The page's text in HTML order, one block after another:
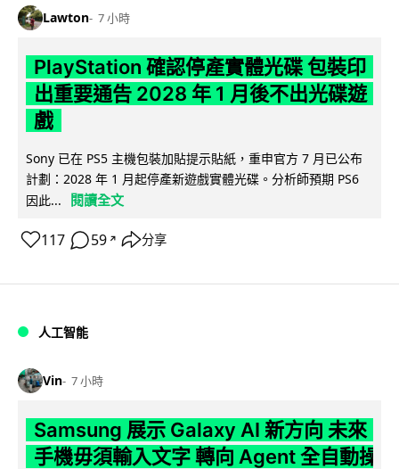
Lawton 7 小時
PlayStation 確認停產實體光碟 包裝印
出重要通告 2028 年 1 月後不出光碟遊
戲
Sony 已在 PS5 主機包裝加貼提示貼紙，重申官方 7 月已公布
計劃：2028 年 1 月起停產新遊戲實體光碟。分析師預期 PS6
因此...
閱讀全文
117 59 ↗ 分享
人工智能
Vin 7 小時
Samsung 展示 Galaxy AI 新方向 未來
手機毋須輸入文字 轉向 Agent 全自動操